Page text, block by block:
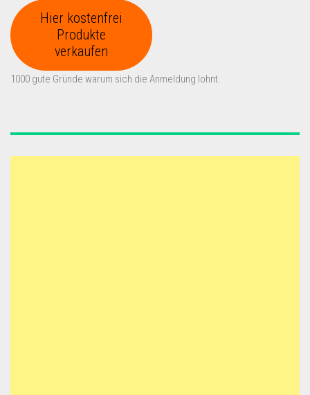
Hier kostenfrei
Produkte
verkaufen
1000 gute Gründe warum sich die Anmeldung lohnt.